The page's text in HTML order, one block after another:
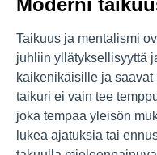
Taikuus ja mentalismi
juhliin yllätyksellisyyttä
kaikenikäisille ja saavat
taikuri ei vain tee
joka tempaa yleisön
lukea ajatuksia tai